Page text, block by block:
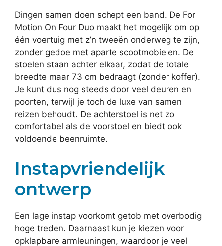
Dingen samen doen schept een band. De For
Motion On Four Duo maakt het mogelijk om op
één voertuig met z’n tweeën onderweg te zijn,
zonder gedoe met aparte scootmobielen. De
stoelen staan achter elkaar, zodat de totale
breedte maar 73 cm bedraagt (zonder koffer).
Je kunt dus nog steeds door veel deuren en
poorten, terwijl je toch de luxe van samen
reizen behoudt. De achterstoel is net zo
comfortabel als de voorstoel en biedt ook
voldoende beenruimte.
Instapvriendelijk
ontwerp
Een lage instap voorkomt getob met overbodig
hoge treden. Daarnaast kun je kiezen voor
opklapbare armleuningen, waardoor je veel